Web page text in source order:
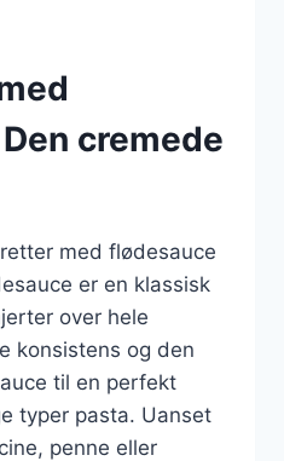
cremede
med flødesauce
er en klassisk
over hele
konsistens og den
til en perfekt
typer pasta. Uanset
penne eller